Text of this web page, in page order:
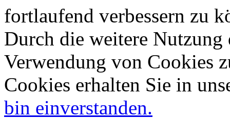
fortlaufend verbessern zu
Durch die weitere Nutzung
Verwendung von Cookies
Cookies erhalten Sie in
bin einverstanden.